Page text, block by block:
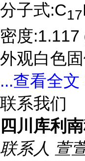
分子式:C17
密度:1.117
外观白色
...查看全文
联系我们
四川库利
联系人 萱